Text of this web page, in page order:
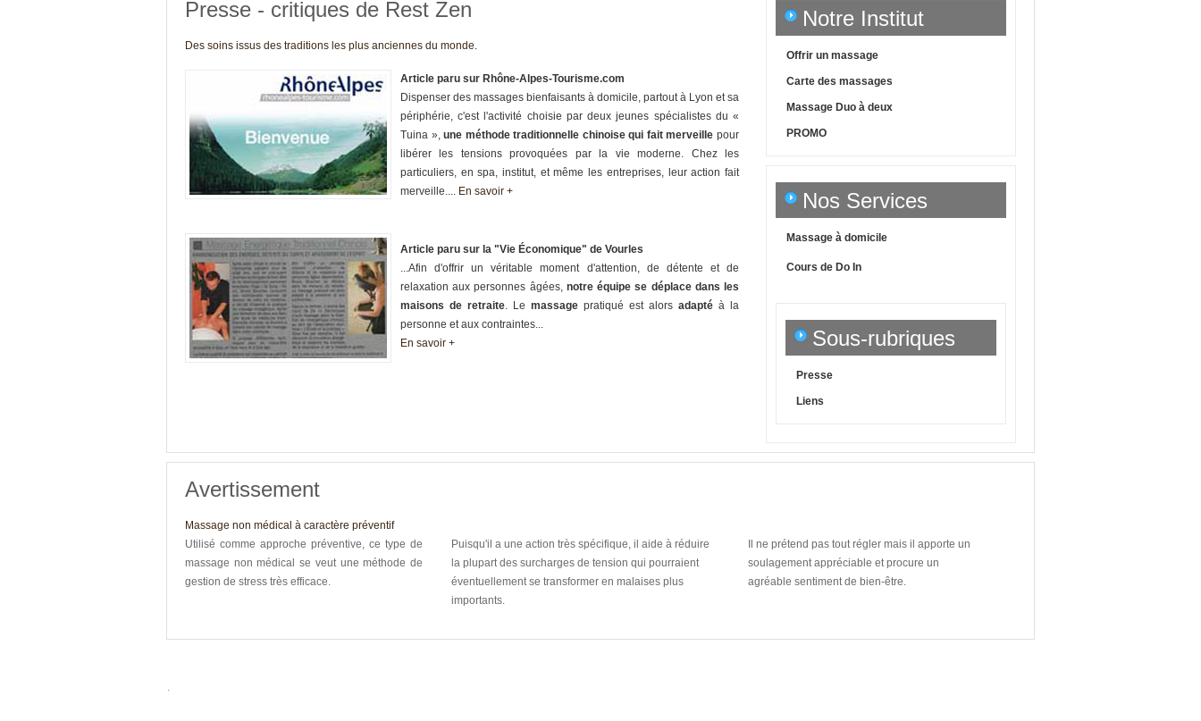
Presse - critiques de Rest Zen
Des soins issus des traditions les plus anciennes du monde.
Article paru sur Rhône-Alpes-Tourisme.com
Dispenser des massages bienfaisants à domicile, partout à Lyon et sa
périphérie, c'est l'activité choisie par deux jeunes spécialistes du «
Tuina »,une méthode traditionnelle chinoise qui fait merveille pour
libérer les tensions provoquées par la vie moderne. Chez les
particuliers, en spa, institut, et même les entreprises, leur action fait
merveille.... En savoir +
Article paru sur la "Vie Économique" de Vourles
...Afin d'offrir un véritable moment d'attention, de détente et de
relaxation aux personnes âgées, notre équipe se déplace dans les
maisons de retraite. Le massage pratiqué est alors adapté à la
personne et aux contraintes...
En savoir +
Notre Institut
Offrir un massage
Carte des massages
Massage Duo à deux
PROMO
Nos Services
Massage à domicile
Cours de Do In
Sous-rubriques
Presse
Liens
Avertissement
Massage non médical à caractère préventif
Utilisé comme approche préventive, ce type de
massage non médical se veut une méthode de
gestion de stress très efficace.
Puisqu'il a une action très spécifique, il aide à réduire
la plupart des surcharges de tension qui pourraient
éventuellement se transformer en malaises plus
importants.
Il ne prétend pas tout régler mais il apporte un
soulagement appréciable et procure un
agréable sentiment de bien-être.
.